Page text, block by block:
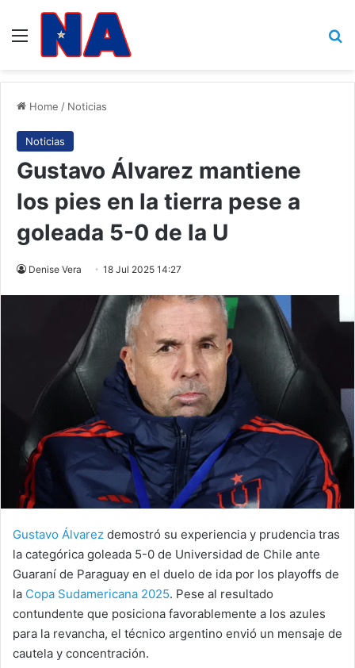
Menu
Home / Noticias
Noticias
Gustavo Álvarez mantiene
los pies en la tierra pese a
goleada 5-0 de la U
Denise Vera 18 Jul 2025 14:27
Gustavo Álvarez demostró su experiencia y prudencia tras
la categórica goleada 5-0 de Universidad de Chile ante
Guaraní de Paraguay en el duelo de ida por los playoffs de
la Copa Sudamericana 2025. Pese al resultado
contundente que posiciona favorablemente a los azules
para la revancha, el técnico argentino envió un mensaje de
cautela y concentración.